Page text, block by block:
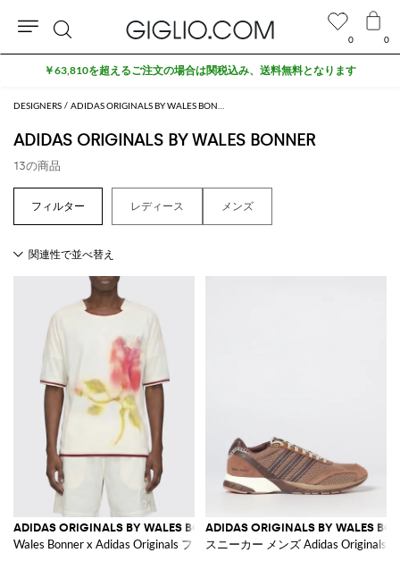
DESIGNERS
ADIDAS ORIGINALS BY WALES BONNER
13の商品
レディース メンズ
ADIDAS ORIGINALS BY WALES BONNER
Wales Bonner x Adidas Originals フローラルプリント リサイクルポリエス
ADIDAS ORIGINALS BY WALES
スニーカー メンズ Adidas Originals
0 0
検
索
￥63,810を超えるご注文の場合は関税込み、送料無料となります